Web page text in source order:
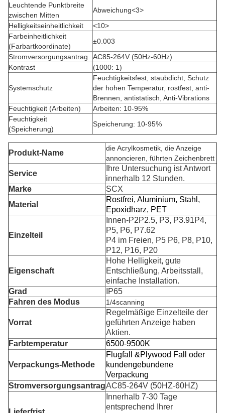
Leuchtende Punktbreite
zwischen Mitten
Abweichung<3>
Helligkeitseinheitlichkeit
<10>
Farbeinheitlichkeit
(Farbartkoordinate)
±0.003
Stromversorgungsantrag
AC85-264V (50Hz-60Hz)
Kontrast
(1000: 1)
Systemschutz
Feuchtigkeitsfest, staubdicht, Schutz
der hohen Temperatur, rostfest, anti-
Brennen, antistatisch, Anti-Vibrations
Feuchtigkeit (Arbeiten)
Arbeiten: 10-95%
Feuchtigkeit
(Speicherung)
Speicherung: 10-95%
Produkt-Name
die Acrylkosmetik, die Anzeige
annoncieren, führten Zeichenbrett
Service
Ihre Untersuchung ist Antwort
innerhalb 12 Stunden.
Marke
SCX
Material
Rostfrei, Aluminium, Stahl,
Epoxidharz, PET
Einzelteil
Innen-P2P2.5, P3, P3.91P4,
P5, P6, P7.62
P4 im Freien, P5 P6, P8, P10,
P12, P16, P20
Eigenschaft
Hohe Helligkeit, gute
Entschließung, Arbeitsstall,
einfache Installation.
Grad
IP65
Fahren des Modus
1/4scanning
Vorrat
Regelmäßige Einzelteile der
geführten Anzeige haben
Aktien.
Farbtemperatur
6500-9500K
Verpackungs-Methode
Flugfall &Plywood Fall oder
kundengebundene
Verpackung
StromversorgungsantragAC85-264V (50HZ-60HZ)
Innerhalb 7-30 Tage
entsprechend Ihrer